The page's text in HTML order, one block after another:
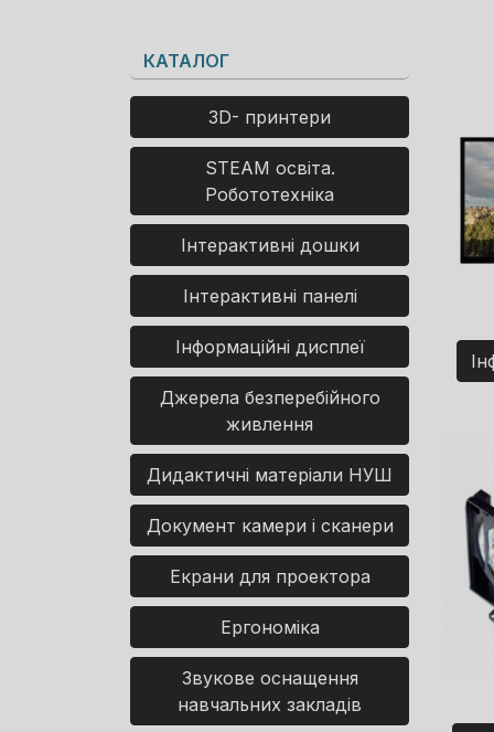
КАТАЛОГ
3D- принтери
STEAM освіта.
Робототехніка
Інтерактивні дошки
Інтерактивні панелі
Інформаційні дисплеї
Джерела безперебійного
живлення
Дидактичні матеріали НУШ
Документ камери і сканери
Екрани для проектора
Ергономіка
Звукове оснащення
навчальних закладів